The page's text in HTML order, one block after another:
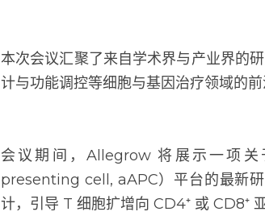
本次会议汇聚了来自学术界与产业界的
计与功能调控等细胞与基因治疗领域的前
会议期间，Allegrow 将展示一项关于
cell, aAPC）平台的最新研究成果。该
扩增向 CD4⁺ 或 CD8⁺ 亚群偏移，从而